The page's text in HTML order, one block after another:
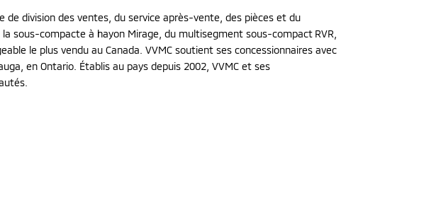
de division des ventes, du service après-vente, des pièces et du
sous-compacte à hayon Mirage, du multisegment sous-compact RVR,
le plus vendu au Canada. VVMC soutient ses concessionnaires avec
en Ontario. Établis au pays depuis 2002, VVMC et ses